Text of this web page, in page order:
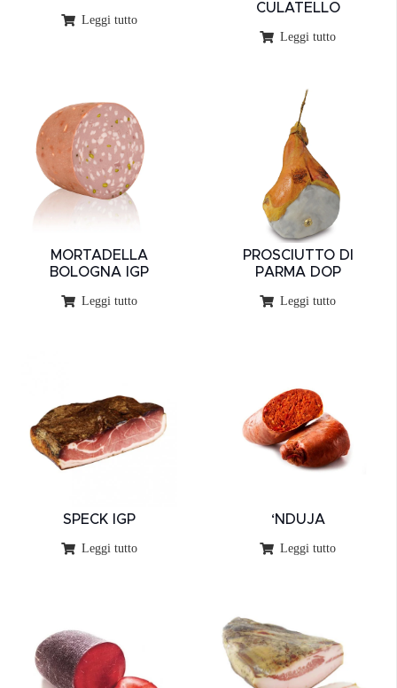
Leggi tutto
CULATELLO
Leggi tutto
MORTADELLA
BOLOGNA IGP
Leggi tutto
PROSCIUTTO DI
PARMA DOP
Leggi tutto
SPECK IGP
Leggi tutto
‘NDUJA
Leggi tutto